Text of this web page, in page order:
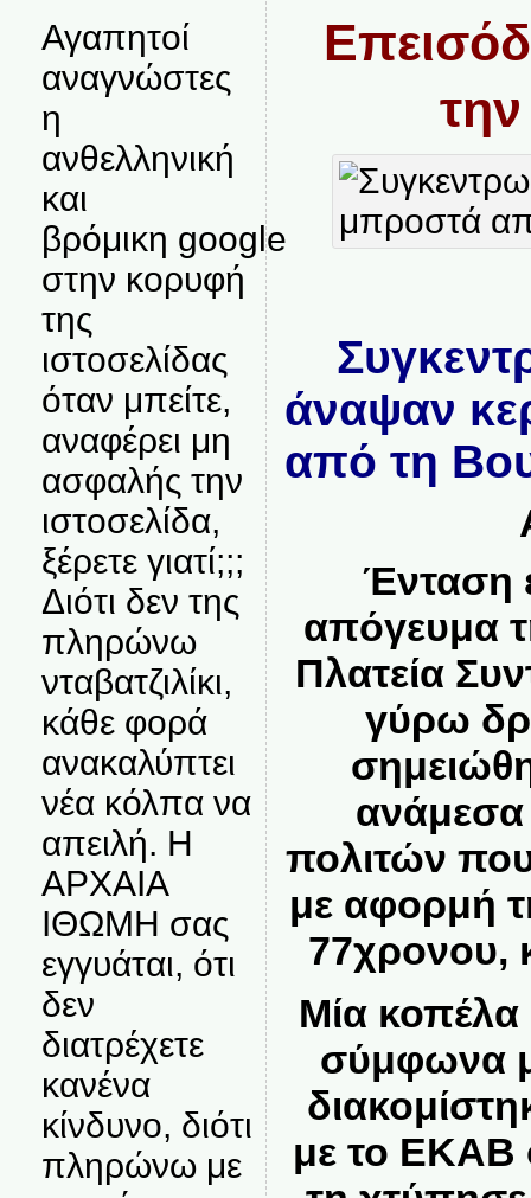
Αγαπητοί
αναγνώστες
η
ανθελληνική
και
βρόμικη google
στην κορυφή
της
ιστοσελίδας
όταν μπείτε,
αναφέρει μη
ασφαλής την
ιστοσελίδα,
ξέρετε γιατί;;;
Διότι δεν της
πληρώνω
νταβατζιλίκι,
κάθε φορά
ανακαλύπτει
νέα κόλπα να
απειλή. Η
ΑΡΧΑΙΑ
ΙΘΩΜΗ σας
εγγυάται, ότι
δεν
διατρέχετε
κανένα
κίνδυνο, διότι
πληρώνω με
άναψαν
από τη
Ένταση
απόγευμα
Πλατεία
γύρω
ανάμεσα
πολιτών
με αφορμή
77χρονου,
Μία
σύμφωνα
με το ΕΚΑΒ